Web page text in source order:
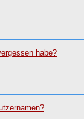
habe?